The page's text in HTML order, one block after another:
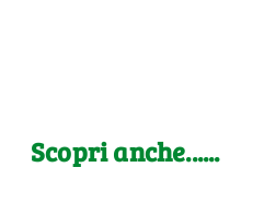
Scopri anche......